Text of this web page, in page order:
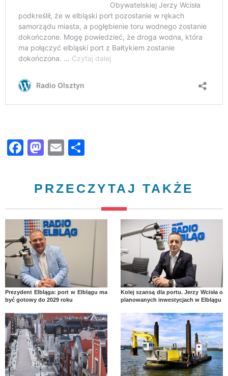
Facebook
Mastodon
Email
PRZECZYTAJ TAKŻE
Prezydent Elbląga: port w Elblągu ma
być gotowy do 2029 roku
Kolej szansą dla portu. Jerzy Wcisła o
planowanych inwestycjach w Elblągu